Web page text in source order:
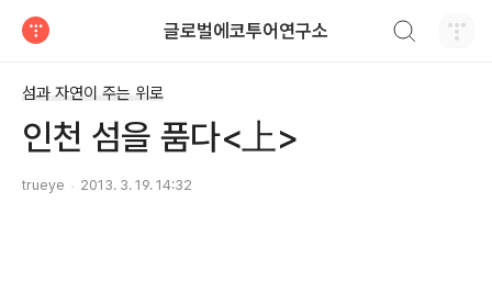
글로벌에코투어연구소
섬과 자연이 주는 위로
인천 섬을 품다<上>
trueye 2013. 3. 19. 14:32